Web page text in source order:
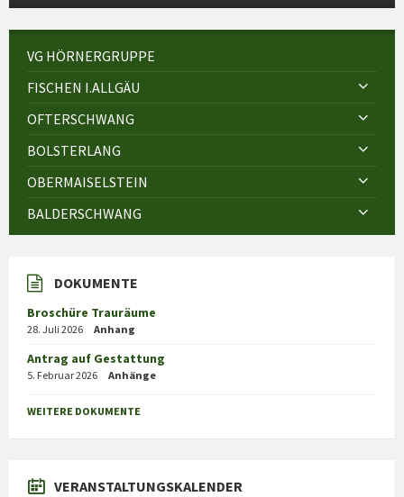
VG HÖRNERGRUPPE
FISCHEN I.ALLGÄU
OFTERSCHWANG
BOLSTERLANG
OBERMAISELSTEIN
BALDERSCHWANG
DOKUMENTE
Broschüre Trauräume
28. Juli 2026 Anhang
Antrag auf Gestattung
5. Februar 2026 Anhänge
WEITERE DOKUMENTE
VERANSTALTUNGSKALENDER